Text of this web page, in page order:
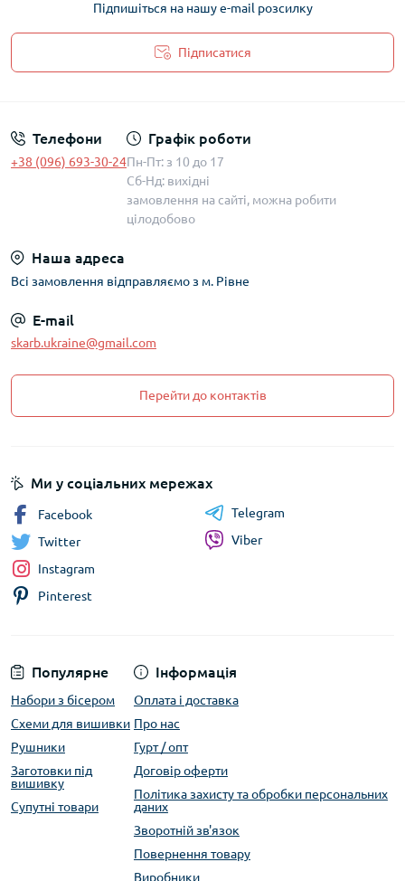
Підпишіться на нашу e-mail розсилку
Підписатися
Телефони
+38 (096) 693-30-24
Графік роботи
Пн-Пт: з 10 до 17
Сб-Нд: вихідні
замовлення на сайті, можна робити
цілодобово
Наша адреса
Всі замовлення відправляємо з м. Рівне
E-mail
skarb.ukraine@gmail.com
Перейти до контактів
Популярне
Набори з бісером
Схеми для вишивки
Рушники
Заготовки під
вишивку
Супутні товари
Інформація
Оплата і доставка
Про нас
Гурт / опт
Договір оферти
Політика захисту та обробки персональних
даних
Зворотній зв'язок
Повернення товару
Виробники
Ми у соціальних мережах
Facebook
Twitter
Instagram
Pinterest
Telegram
Viber